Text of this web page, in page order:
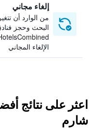
إلغاء مجاني
من الوارد أن
البحث وحجز
الإلغاء المجاني
اعثر على نتائج
شارم